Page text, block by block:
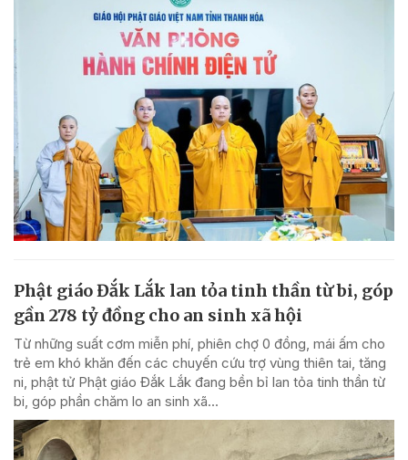
Phật giáo Đắk Lắk lan tỏa tinh thần từ bi, góp
gần 278 tỷ đồng cho an sinh xã hội
Từ những suất cơm miễn phí, phiên chợ 0 đồng, mái ấm cho
trẻ em khó khăn đến các chuyến cứu trợ vùng thiên tai, tăng
ni, phật tử Phật giáo Đắk Lắk đang bền bỉ lan tỏa tinh thần từ
bi, góp phần chăm lo an sinh xã...